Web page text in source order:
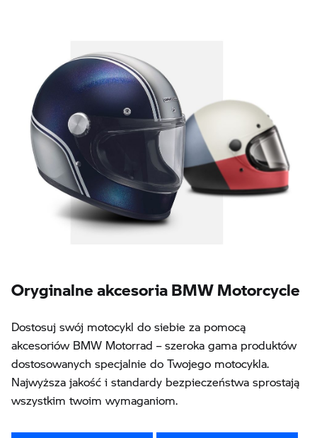
Oryginalne akcesoria BMW Motorcycle
Dostosuj swój motocykl do siebie za pomocą
akcesoriów BMW Motorrad – szeroka gama produktów
dostosowanych specjalnie do Twojego motocykla.
Najwyższa jakość i standardy bezpieczeństwa sprostają
wszystkim twoim wymaganiom.